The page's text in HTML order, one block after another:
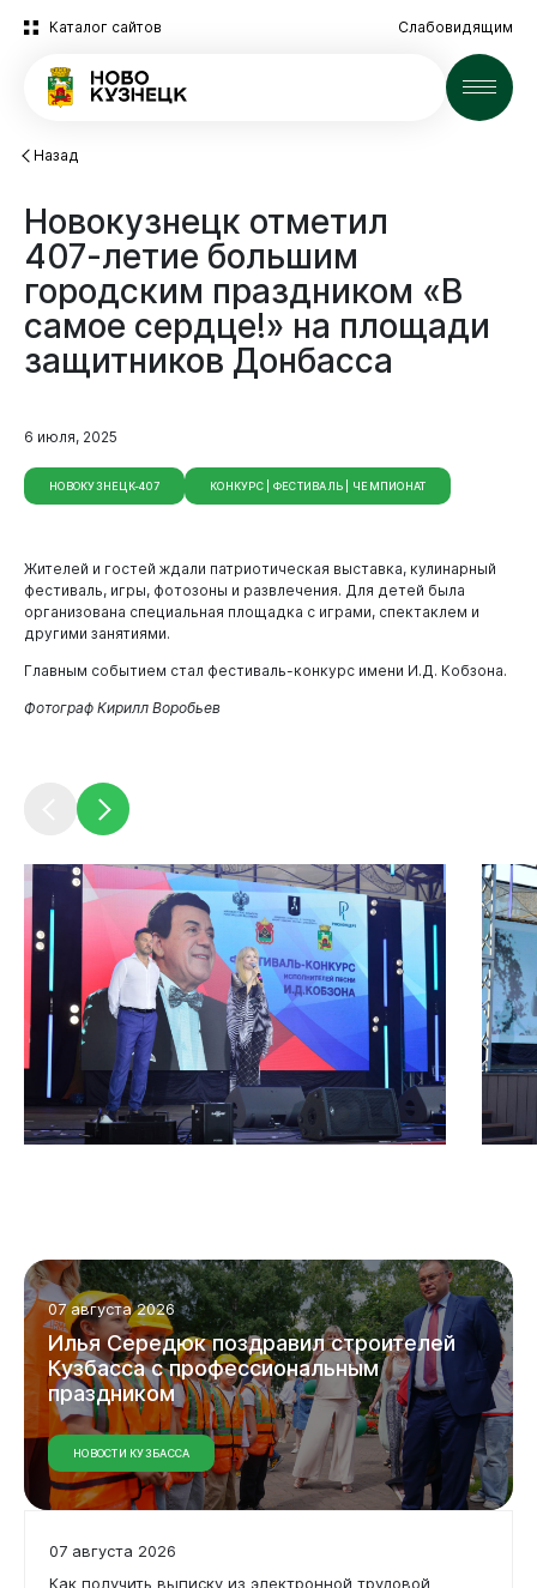
Каталог сайтов Слабовидящим
Новости
Новокузнецк
Администрация
Горожанам
Назад
Новокузнецк отметил
407-летие большим
городским праздником «В
самое сердце!» на площади
защитников Донбасса
6 июля, 2025
НОВОКУЗНЕЦК-407 КОНКУРС | ФЕСТИВАЛЬ | ЧЕМПИОНАТ
Жителей и гостей ждали патриотическая выставка, кулинарный
фестиваль, игры, фотозоны и развлечения. Для детей была
организована специальная площадка с играми, спектаклем и
другими занятиями.
Главным событием стал фестиваль-конкурс имени И.Д. Кобзона.
Фотограф Кирилл Воробьев
07 августа 2026
ИльяСередюкпоздравилстроителей
Кузбассаспрофессиональным
праздником
НОВОСТИ КУЗБАССА
07 августа 2026
Как получить выписку из электронной трудовой